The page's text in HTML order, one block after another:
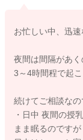
で、夜間に5時間
す！
うんちの様子 、
ただき、特に問
す。
お忙しい中、迅速
夜間は間隔があく
3～4時間程で起
続けてご相談なの
・日中 夜間の授
まま眠るのですが